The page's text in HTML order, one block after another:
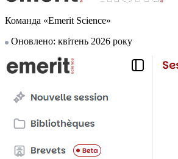
Команда «Emerit Science»
Оновлено: квітень 2026 року